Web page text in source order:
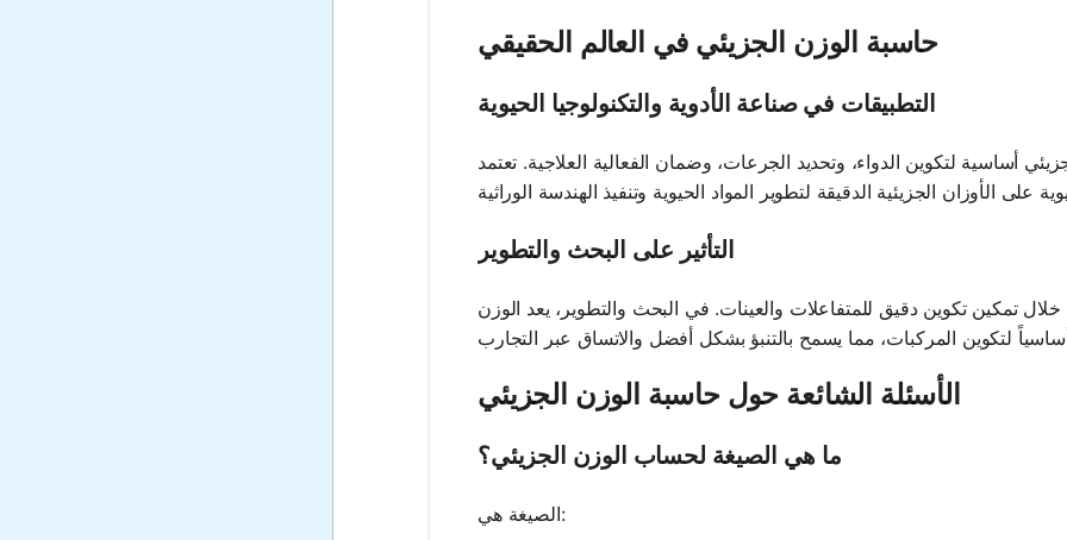
حاسبة الوزن الجزيئي في العالم الحقيقي
التطبيقات في صناعة الأدوية والتكنولوجيا الحيوية
أساسية لتكوين الدواء، وتحديد الجرعات، وضمان الفعالية العلاجية. تعتمد
التأثير على البحث والتطوير
تمكين تكوين دقيق للمتفاعلات والعينات. في البحث والتطوير، يعد الوزن
الأسئلة الشائعة حول حاسبة الوزن الجزيئي
ما هي الصيغة لحساب الوزن الجزيئي؟
الصيغة هي: